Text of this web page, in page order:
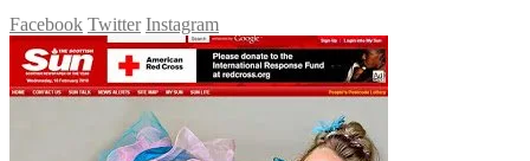
Facebook Twitter Instagram